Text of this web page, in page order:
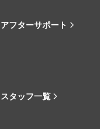
アフターサポート
スタッフ一覧